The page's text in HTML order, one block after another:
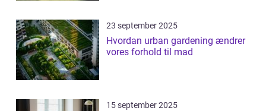
23 september 2025
Hvordan urban gardening ændrer
vores forhold til mad
15 september 2025